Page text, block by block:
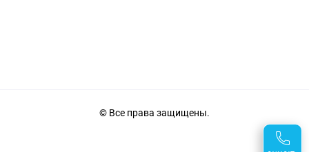
© Все права защищены.